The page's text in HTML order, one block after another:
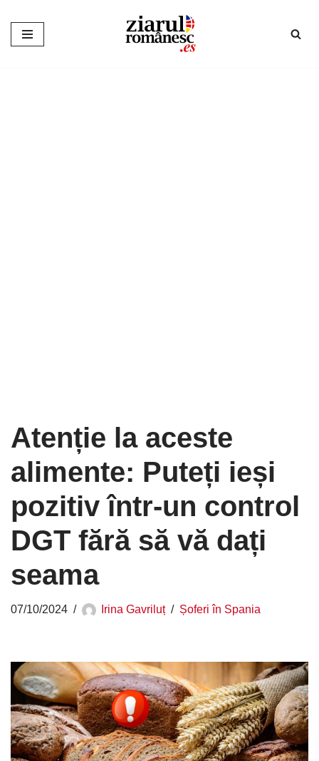
Sari
Atenție la aceste
alimente: Puteți ieși
pozitiv într-un control
DGT fără să vă dați
seama
07/10/2024 Irina Gavriluț Șoferi în Spania